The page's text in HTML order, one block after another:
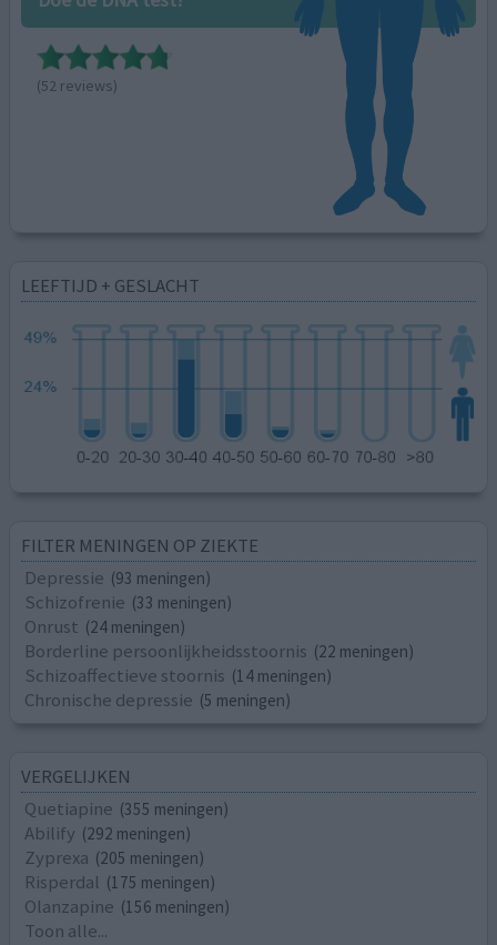
(52 reviews)
LEEFTIJD + GESLACHT
FILTER MENINGEN OP ZIEKTE
Depressie (93 meningen)
Schizofrenie (33 meningen)
Onrust (24 meningen)
Borderline persoonlijkheidsstoornis (22 meningen)
Schizoaffectieve stoornis (14 meningen)
Chronische depressie (5 meningen)
VERGELIJKEN
Quetiapine (355 meningen)
Abilify (292 meningen)
Zyprexa (205 meningen)
Risperdal (175 meningen)
Olanzapine (156 meningen)
Toon alle...